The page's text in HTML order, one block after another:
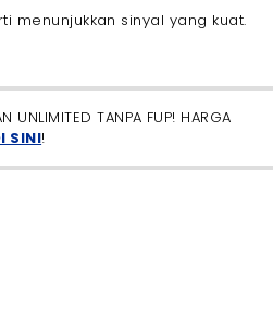
menunjukkan sinyal yang kuat.
UNLIMITED TANPA FUP! HARGA
SINI!